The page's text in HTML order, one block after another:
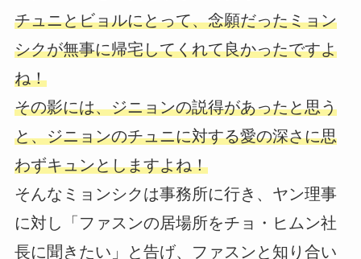
チュニとビョルにとって、念願だったミョン
シクが無事に帰宅してくれて良かったですよ
ね！
その影には、ジニョンの説得があったと思う
と、ジニョンのチュニに対する愛の深さに思
わずキュンとしますよね！
そんなミョンシクは事務所に行き、ヤン理事
に対し「ファスンの居場所をチョ・ヒムン社
長に聞きたい」と告げ、ファスンと知り合い